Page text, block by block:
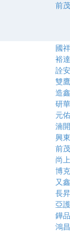
前
國
裕
詮
雙
造
研
元
湳
興
前
尚
博
又
長
亞
鏵
鴻